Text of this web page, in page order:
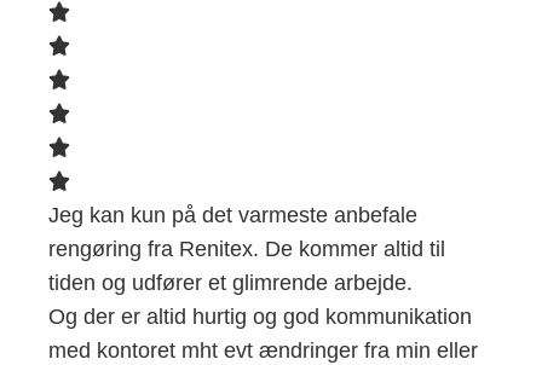
Jeg kan kun på det varmeste anbefale
rengøring fra Renitex. De kommer altid til
tiden og udfører et glimrende arbejde.
Og der er altid hurtig og god kommunikation
med kontoret mht evt ændringer fra min eller